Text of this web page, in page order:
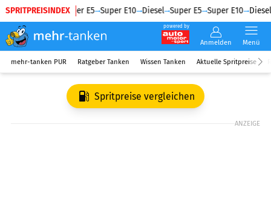
SPRITPREISINDEX
Diesel Super E5 Super E10 Diesel Super E5 Super E10 Diesel
powered by
Anmelden Menü
mehr-tanken PUR Ratgeber Tanken Wissen Tanken Aktuelle Spritpreise
Spritpreise vergleichen
ANZEIGE